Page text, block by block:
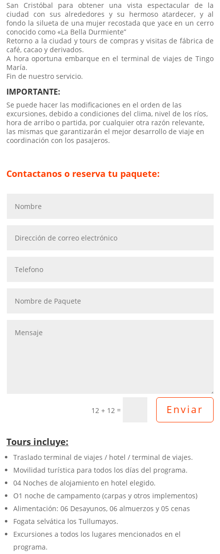
San Cristóbal para obtener una vista espectacular de la
ciudad con sus alrededores y su hermoso atardecer, y al
fondo la silueta de una mujer recostada que yace en un cerro
conocido como «La Bella Durmiente”
Retorno a la ciudad y tours de compras y visitas de fábrica de
café, cacao y derivados.
A hora oportuna embarque en el terminal de viajes de Tingo
María.
Fin de nuestro servicio.
IMPORTANTE:
Se puede hacer las modificaciones en el orden de las
excursiones, debido a condiciones del clima, nivel de los ríos,
hora de arribo o partida, por cualquier otra razón relevante,
las mismas que garantizarán el mejor desarrollo de viaje en
coordinación con los pasajeros.
Contactanos o reserva tu paquete:
12 + 12 = Enviar
Tours incluye:
Traslado terminal de viajes / hotel / terminal de viajes.
Movilidad turística para todos los días del programa.
04 Noches de alojamiento en hotel elegido.
O1 noche de campamento (carpas y otros implementos)
Alimentación: 06 Desayunos, 06 almuerzos y 05 cenas
Fogata selvática los Tullumayos.
Excursiones a todos los lugares mencionados en el
programa.